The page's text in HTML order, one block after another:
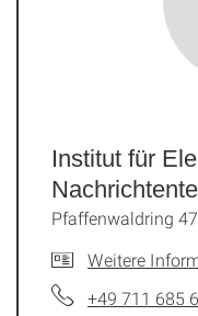
Institut für
Pfaffenwaldring
Weitere
+49 711 685